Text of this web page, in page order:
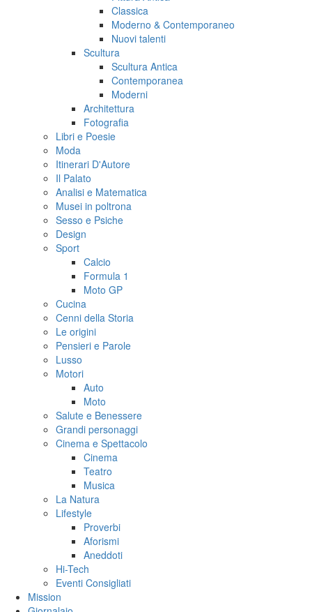
Classica
Moderno & Contemporaneo
Nuovi talenti
Scultura
Scultura Antica
Contemporanea
Moderni
Architettura
Fotografia
Libri e Poesie
Moda
Itinerari D'Autore
Il Palato
Analisi e Matematica
Musei in poltrona
Sesso e Psiche
Design
Sport
Calcio
Formula 1
Moto GP
Cucina
Cenni della Storia
Le origini
Pensieri e Parole
Lusso
Motori
Auto
Moto
Salute e Benessere
Grandi personaggi
Cinema e Spettacolo
Cinema
Teatro
Musica
La Natura
Lifestyle
Proverbi
Aforismi
Aneddoti
Hi-Tech
Eventi Consigliati
Mission